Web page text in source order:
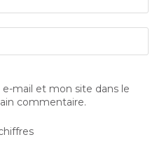
mail et mon site dans le
commentaire.